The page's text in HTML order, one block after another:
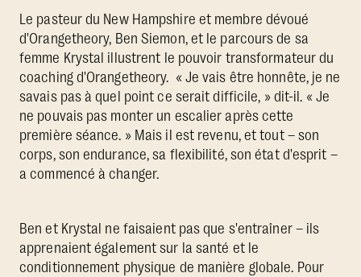
Le pasteur du New Hampshire et membre dévoué
d'Orangetheory, Ben Siemon, et le parcours de sa
femme Krystal illustrent le pouvoir transformateur du
coaching d'Orangetheory. « Je vais être honnête, je ne
savais pas à quel point ce serait difficile, » dit-il. « Je
ne pouvais pas monter un escalier après cette
première séance. » Mais il est revenu, et tout – son
corps, son endurance, sa flexibilité, son état d'esprit –
a commencé à changer.
Ben et Krystal ne faisaient pas que s'entraîner – ils
apprenaient également sur la santé et le
conditionnement physique de manière globale. Pour